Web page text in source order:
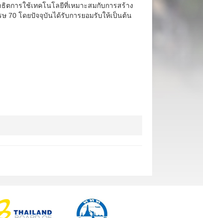
การใช้เทคโนโลยีที่เหมาะสมกับการสร้าง
70 โดยปัจจุบันได้รับการยอมรับให้เป็นต้น